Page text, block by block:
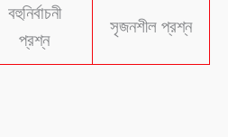
বহুনির্বাচনী
প্রশ্ন
সৃজনশীল প্রশ্ন